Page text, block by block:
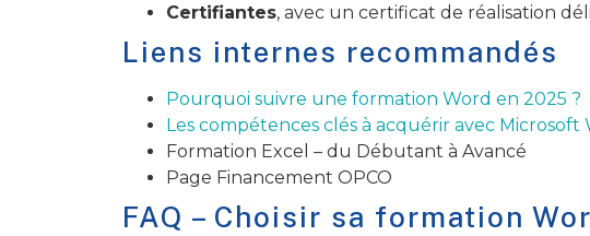
Certifiantes, avec un certificat de réalisation
Liens internes recommandés
Pourquoi suivre une formation Word en 2025 ?
Les compétences clés à acquérir avec
Formation Excel – du Débutant à Avancé
Page Financement OPCO
FAQ – Choisir sa formation